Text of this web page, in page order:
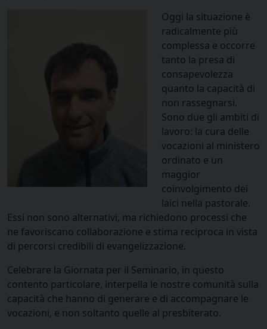
Oggi la situazione è
radicalmente più
complessa e occorre
tanto la presa di
consapevolezza
quanto la capacità di
non rassegnarsi.
Sono due gli ambiti di
lavoro: la cura delle
vocazioni al ministero
ordinato e un
maggior
coinvolgimento dei
laici nella pastorale.
Essi non sono alternativi, ma richiedono processi che
ne favoriscano collaborazione e stima reciproca in vista
di percorsi credibili di evangelizzazione.
Celebrare la Giornata per il Seminario, in questo
contento particolare, interpella le nostre comunità sulla
capacità che hanno di generare e di accompagnare le
vocazioni, e non soltanto quelle al presbiterato.